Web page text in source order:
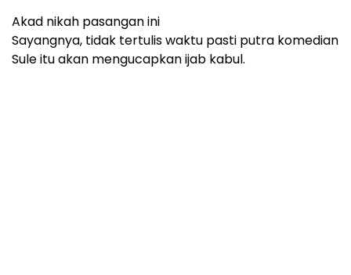
Akad nikah pasangan ini
Sayangnya, tidak tertulis waktu pasti putra komedian
Sule itu akan mengucapkan ijab kabul.